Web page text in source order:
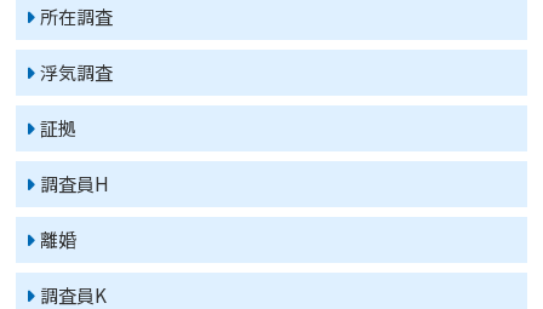
所在調査
浮気調査
証拠
調査員H
離婚
調査員K